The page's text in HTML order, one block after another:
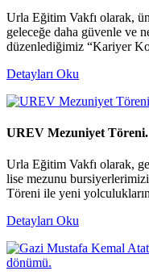
Urla Eğitim Vakfı olarak,
geleceğe daha güvenle ve
düzenlediğimiz “Kariyer
Detayları Oku
UREV Mezuniyet Töreni.
Urla Eğitim Vakfı olarak,
lise mezunu
Töreni ile yeni
Detayları Oku